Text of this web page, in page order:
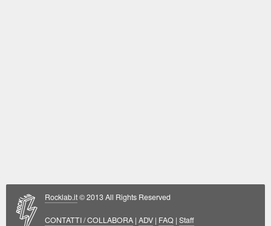
Rocklab.it© 2013 All Rights Reserved
CONTATTI / COLLABORA |ADV | FAQ |Staff